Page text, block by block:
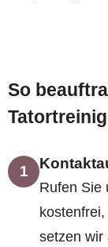
So
1
Rufen Sie
setzen wir